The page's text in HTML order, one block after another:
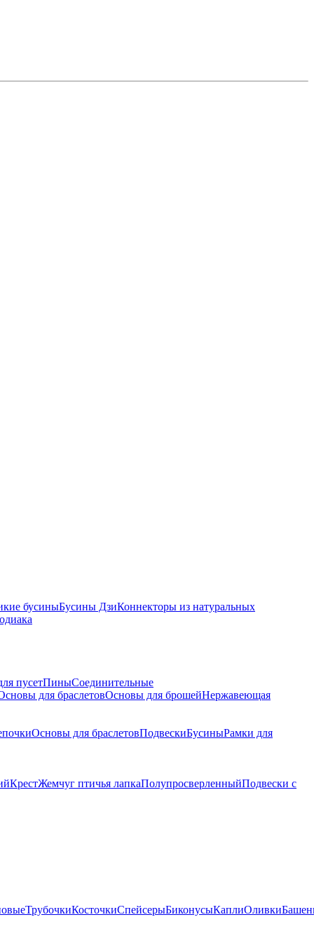
бусиныБусины ДзиКоннекторы из натуральных
пусетПиныСоединительные
для браслетовОсновы для брошейНержавеющая
Основы для браслетовПодвескиБусиныРамки для
КрестЖемчуг птичья лапкаПолупросверленныйПодвески с
ТрубочкиКосточкиСпейсерыБиконусыКаплиОливки